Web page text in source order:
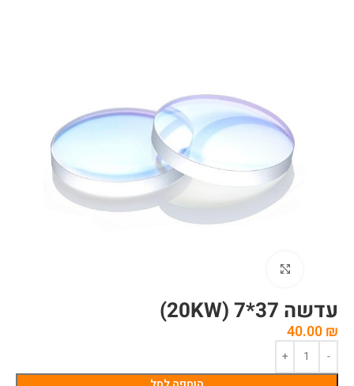
עדשה 37*7 (20KW)
40.00₪